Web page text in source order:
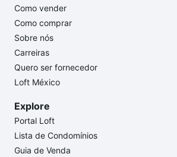
Como vender
Como comprar
Sobre nós
Carreiras
Quero ser fornecedor
Loft México
Explore
Portal Loft
Lista de Condomínios
Guia de Venda